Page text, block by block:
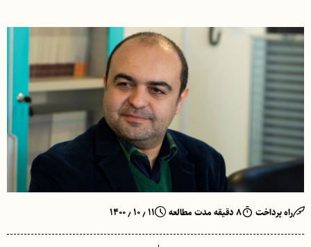
راه پرداخت ۸ دقیقه مدت مطالعه ۱۱ ٫ ۱۰ ٫ ۱۴۰۰